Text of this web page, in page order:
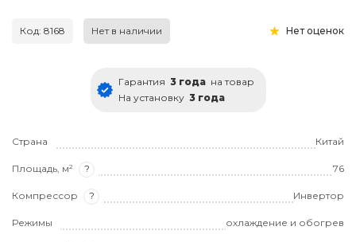
Код: 8168 Нет в наличии Нет оценок
Гарантия 3 года на товар
На установку 3 года
Страна Китай
Площадь, м² ? 76
Компрессор ? Инвертор
Режимы охлаждение и обогрев